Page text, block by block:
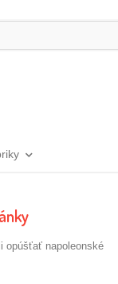
opúšťať napoleonské